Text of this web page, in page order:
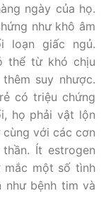
ngày của họ.
như khô âm
loạn giấc ngủ.
thể từ khó chịu
suy nhược.
có triệu chứng
họ phải vật lộn
với các cơn
Ít estrogen
mắc một số tình
như bệnh tim và